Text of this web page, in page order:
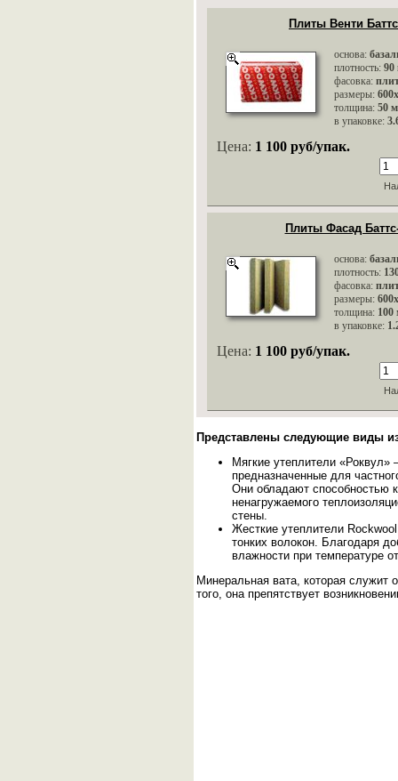
Плиты Венти
основа:
плотность: 90
фасовка:
размеры:
толщина: 50
в упаковке:
Цена: 1 100 руб/упак.
Плиты Фасад
основа:
плотность:
фасовка:
размеры:
толщина: 100
в упаковке:
Цена: 1 100 руб/упак.
Представлены следующие виды
Мягкие утеплители
предназначенные для
Они обладают способностью
ненагружаемого
стены.
Жесткие утеплители
тонких волокон. Благодаря
влажности при температуре
Минеральная вата, которая служит
того, она препятствует